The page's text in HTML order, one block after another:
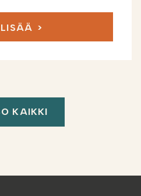
LISÄÄ
KAIKKI